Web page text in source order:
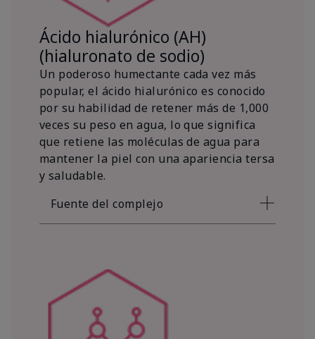
Ácido hialurónico (AH)
(hialuronato de sodio)
Un poderoso humectante cada vez más
popular, el ácido hialurónico es conocido
por su habilidad de retener más de 1,000
veces su peso en agua, lo que significa
que retiene las moléculas de agua para
mantener la piel con una apariencia tersa
y saludable.
Fuente del complejo